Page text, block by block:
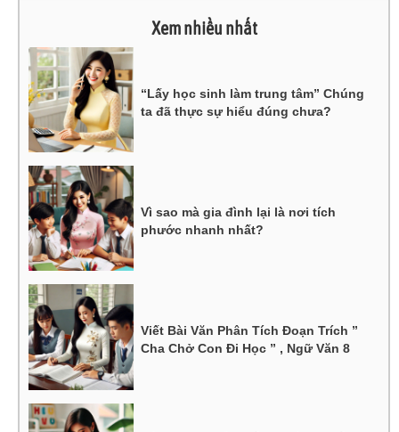
Xem nhiều nhất
“Lấy học sinh làm trung tâm” Chúng
ta đã thực sự hiểu đúng chưa?
Vì sao mà gia đình lại là nơi tích
phước nhanh nhất?
Viết Bài Văn Phân Tích Đoạn Trích ”
Cha Chở Con Đi Học ” , Ngữ Văn 8